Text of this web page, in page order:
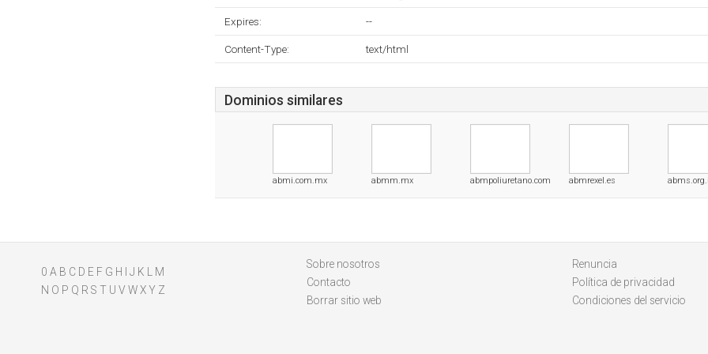
Expires: --
Content-Type: text/html
Dominios similares
abmi.com.mx abmm.mx abmpoliuretano.com abmrexel.es
0 A B C D E F G H J K
M
N O P Q R S T U V WXY Z
Sobre nosotros
Contacto
Borrar sitio web
Renuncia
Política de privacidad
Condiciones del servicio